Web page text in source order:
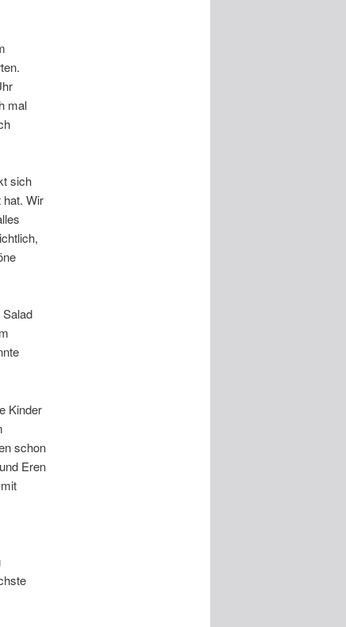
mal
sich
Wir
Kinder
schon
Eren